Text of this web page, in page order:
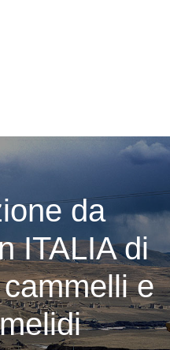
da
ITALIA di
e